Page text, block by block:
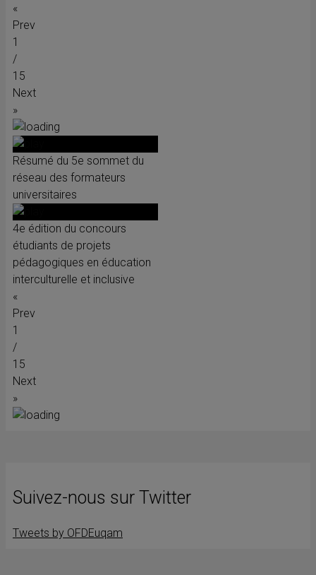
«
Prev
1
/
15
Next
»
Résumé du 5e sommet du
réseau des formateurs
universitaires
4e édition du concours
étudiants de projets
pédagogiques en éducation
interculturelle et inclusive
«
Prev
1
/
15
Next
»
Suivez-nous sur Twitter
Tweets by OFDEuqam